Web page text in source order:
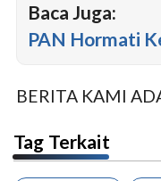
Baca Juga:
PAN Hormati
BERITA KAMI
Tag Terkait